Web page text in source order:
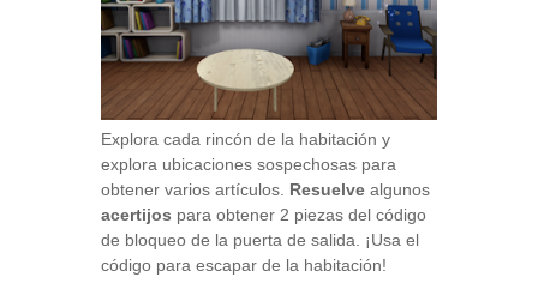
Explora cada rincón de la habitación y
explora ubicaciones sospechosas para
obtener varios artículos. Resuelve algunos
acertijos para obtener 2 piezas del código
de bloqueo de la puerta de salida. ¡Usa el
código para escapar de la habitación!